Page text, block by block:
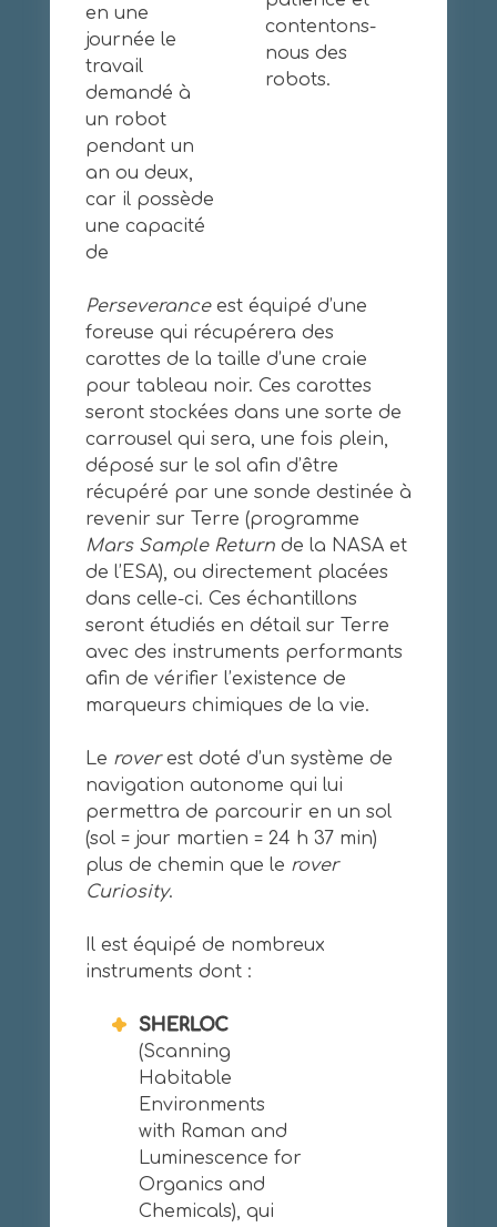
en une
journée le
travail
demandé à
un robot
pendant un
an ou deux,
car il possède
une capacité
de
contentons-
nous des
robots.
Perseveranceest équipé d’une
foreuse qui récupérera des
carottes de la taille d’une craie
pour tableau noir. Ces carottes
seront stockées dans une sorte de
carrousel qui sera, une fois plein,
déposé sur le sol afin d’être
récupéré par une sonde destinée à
revenir sur Terre (programme
Mars Sample Returnde la NASA et
de l’ESA), ou directement placées
dans celle-ci. Ces échantillons
seront étudiés en détail sur Terre
avec des instruments performants
afin de vérifier l’existence de
marqueurs chimiques de la vie.
Le roverest doté d’un système de
navigation autonome qui lui
permettra de parcourir en un sol
(sol = jour martien = 24 h 37 min)
plus de chemin que le rover
Curiosity.
Il est équipé de nombreux
instruments dont :
SHERLOC
(Scanning
Habitable
Environments
with Raman and
Luminescence for
Organics and
Chemicals), qui